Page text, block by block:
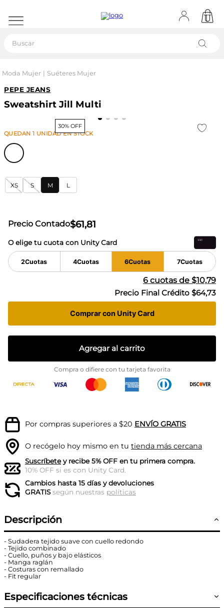
Moda Mujer Suéteres Mujer
PEPE JEANS
Sweatshirt Jill Multi
30% OFF
QUEDAN1 UNIDADEN STOCK
XS S M L
Precio Contado$61,81
O elige tu cuota con Unity Card
2Cuotas 4Cuotas 6Cuotas 7Cuotas
6 cuotas de $10,79
Precio Final Crédito $64,73
Comprar con Unity Card
Agregar al carrito
Compra o difiere con tu tarjeta favorita
Por compras superiores a $20 ENVÍO GRATIS
O recógelo hoy mismo en tu tienda más cercana
Suscríbetey recibe 5% OFF en tu primera compra.
10% OFF si es con Unity Card.
Cambios hasta 15 días y devoluciones
GRATISsegún nuestras políticas
Descripción
- Sudadera tejido suave con cuello redondo
- Tejido combinado
- Cuello, puños y bajo elásticos
- Manga raglán
- Costuras con remallado
- Fit regular
Especificaciones técnicas